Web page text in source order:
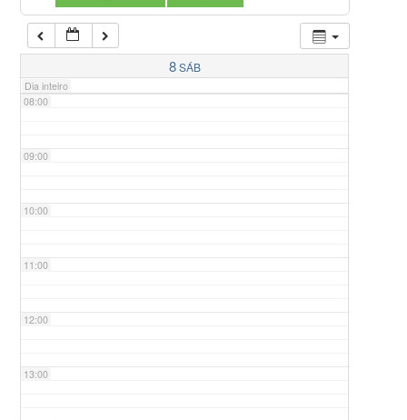
8SÁB
Dia inteiro
07:00
08:00
09:00
10:00
11:00
12:00
13:00